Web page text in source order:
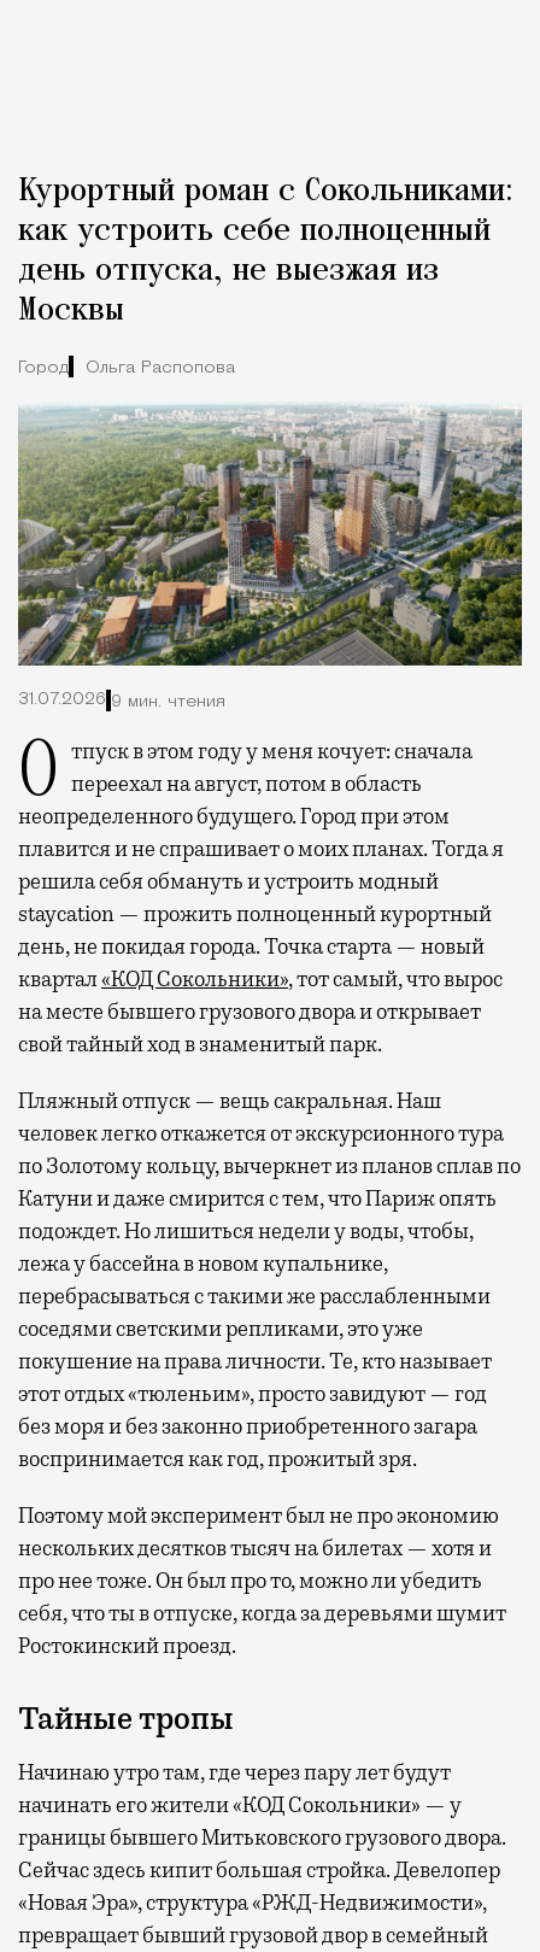
Курортный роман с Сокольниками:
как устроить себе полноценный
день отпуска, не выезжая из
Москвы
Город Ольга Распопова
31.07.2026 9 мин. чтения
Отпуск в этом году у меня кочует: сначала переехал на август, потом в область
неопределенного будущего. Город при этом
плавится и не спрашивает о моих планах. Тогда я
решила себя обмануть и устроить модный
staycation — прожить полноценный курортный
день, не покидая города. Точка старта — новый
квартал«КОД Сокольники», тот самый, что вырос
на месте бывшего грузового двора и открывает
свой тайный ход в знаменитый парк.
Пляжный отпуск — вещь сакральная. Наш
человек легко откажется от экскурсионного тура
по Золотому кольцу, вычеркнет из планов сплав по
Катуни и даже смирится с тем, что Париж опять
подождет. Но лишиться недели у воды, чтобы,
лежа у бассейна в новом купальнике,
перебрасываться с такими же расслабленными
соседями светскими репликами, это уже
покушение на права личности. Те, кто называет
этот отдых «тюленьим», просто завидуют — год
без моря и без законно приобретенного загара
воспринимается как год, прожитый зря.
Поэтому мой эксперимент был не про экономию
нескольких десятков тысяч на билетах — хотя и
про нее тоже. Он был про то, можно ли убедить
себя, что ты в отпуске, когда за деревьями шумит
Ростокинский проезд.
Тайные тропы
Начинаю утро там, где через пару лет будут
начинать его жители «КОД Сокольники» — у
границы бывшего Митьковского грузового двора.
Сейчас здесь кипит большая стройка. Девелопер
«Новая Эра», структура «РЖД-Недвижимости»,
превращает бывший грузовой двор в семейный